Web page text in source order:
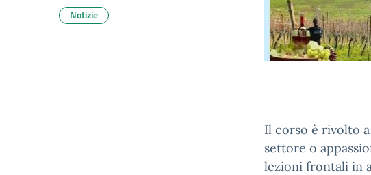
Il corso è rivolto
settore o
lezioni frontali in
Notizie